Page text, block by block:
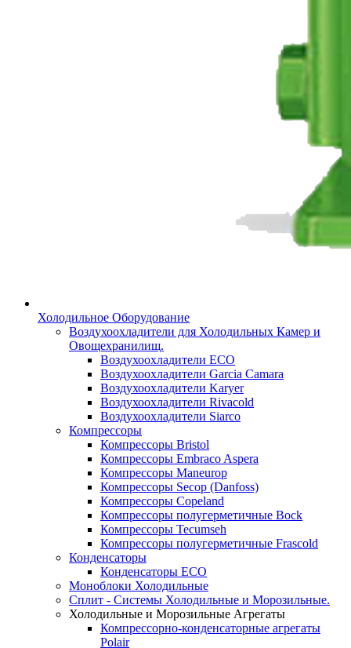
Холодильное Оборудование
Воздухоохладители для Холодильных Камер и
Овощехранилищ.
Воздухоохладители ECO
Воздухоохладители Garcia Camara
Воздухоохладители Karyer
Воздухоохладители Rivacold
Воздухоохладители Siarco
Компрессоры
Компрессоры Bristol
Компрессоры Embraco Aspera
Компрессоры Maneurop
Компрессоры Secop (Danfoss)
Компрессоры Copeland
Компрессоры полугерметичные Bock
Компрессоры Tecumseh
Компрессоры полугерметичные Frascold
Конденсаторы
Конденсаторы ECO
Моноблоки Холодильные
Сплит - Системы Холодильные и Морозильные.
Холодильные и Морозильные Агрегаты
Компрессорно-конденсаторные агрегаты
Polair